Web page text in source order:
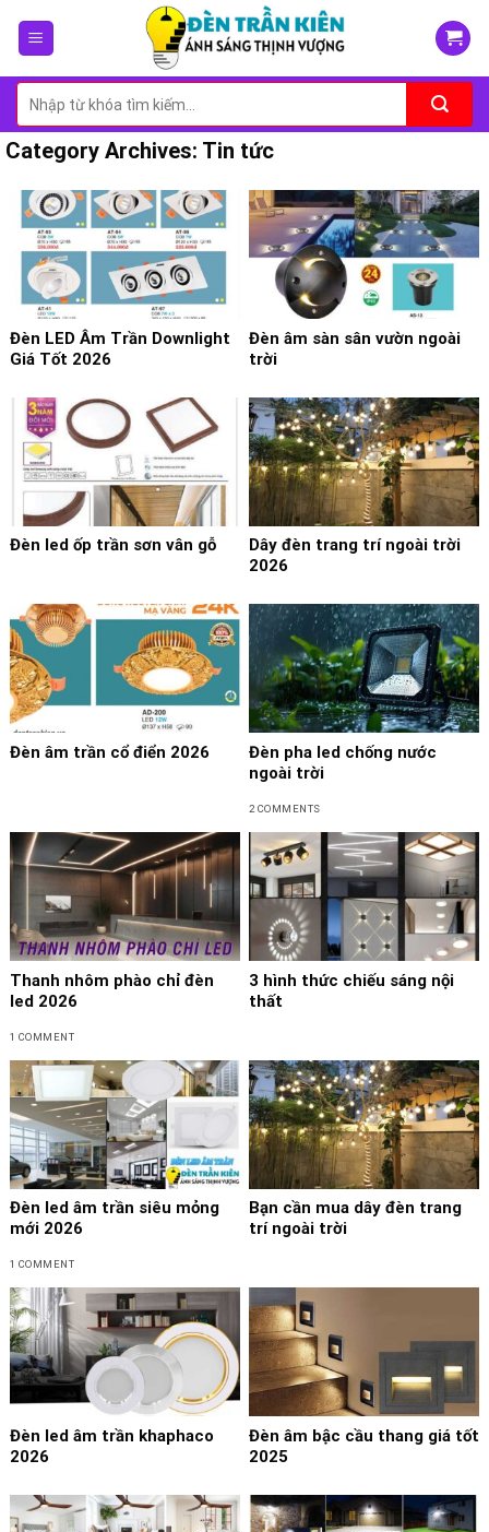
Tìm
kiếm:
Category Archives: Tin tức
Đèn LED Âm Trần Downlight
Giá Tốt 2026
Đèn âm sàn sân vườn ngoài
trời
Đèn led ốp trần sơn vân gỗ
Dây đèn trang trí ngoài trời
2026
Đèn âm trần cổ điển 2026
Đèn pha led chống nước
ngoài trời
2 COMMENTS
Thanh nhôm phào chỉ đèn
led 2026
1 COMMENT
3 hình thức chiếu sáng nội
thất
Đèn led âm trần siêu mỏng
mới 2026
1 COMMENT
Bạn cần mua dây đèn trang
trí ngoài trời
Đèn led âm trần khaphaco
2026
Đèn âm bậc cầu thang giá tốt
2025